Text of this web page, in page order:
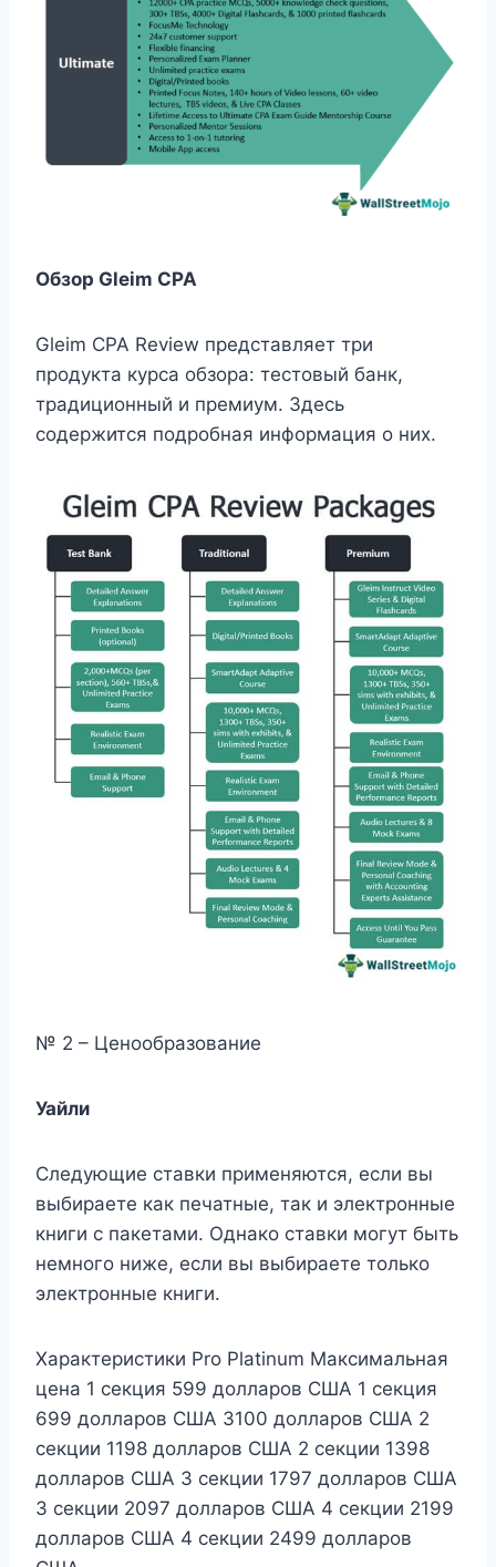
Обзор Gleim CPA
Gleim CPA Review представляет три
продукта курса обзора: тестовый банк,
традиционный и премиум. Здесь
содержится подробная информация о них.
№ 2 – Ценообразование
Уайли
Следующие ставки применяются, если вы
выбираете как печатные, так и электронные
книги с пакетами. Однако ставки могут быть
немного ниже, если вы выбираете только
электронные книги.
Характеристики Pro Platinum Максимальная
цена 1 секция 599 долларов США 1 секция
699 долларов США 3100 долларов США 2
секции 1198 долларов США 2 секции 1398
долларов США 3 секции 1797 долларов США
3 секции 2097 долларов США 4 секции 2199
долларов США 4 секции 2499 долларов